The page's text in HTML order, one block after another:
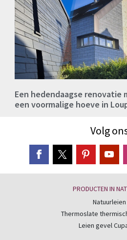
Een hedendaagse renovatie
een voormalige hoeve in
Volg
PRODUCTEN IN
Natuurleien
Thermoslate
Leien gevel